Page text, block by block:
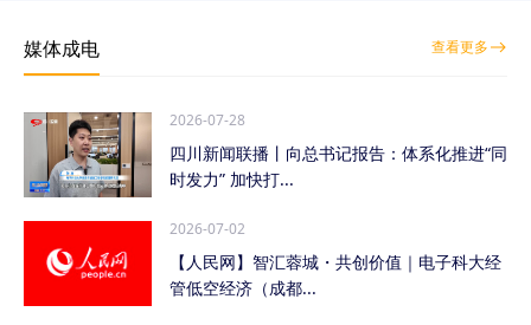
媒体成电 查看更多
2026-07-28
四川新闻联播丨向总书记报告：体系化推进“同
时发力” 加快打...
2026-07-02
【人民网】智汇蓉城・共创价值｜电子科大经
管低空经济（成都...